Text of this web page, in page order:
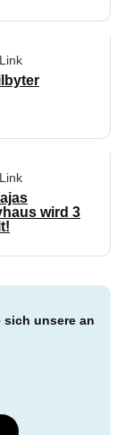
wird 3
sich unsere an